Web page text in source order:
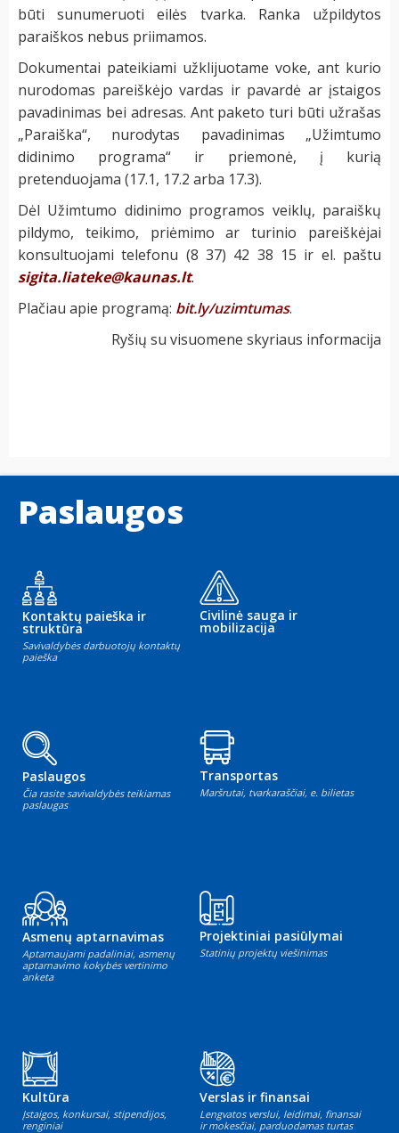
būti sunumeruoti eilės tvarka. Ranka užpildytos
paraiškos nebus priimamos.
Dokumentai pateikiami užklijuotame voke, ant kurio
nurodomas pareiškėjo vardas ir pavardė ar įstaigos
pavadinimas bei adresas. Ant paketo turi būti užrašas
„Paraiška“, nurodytas pavadinimas „Užimtumo
didinimo programa“ ir priemonė, į kurią
pretenduojama (17.1, 17.2 arba 17.3).
Dėl Užimtumo didinimo programos veiklų, paraiškų
pildymo, teikimo, priėmimo ar turinio pareiškėjai
konsultuojami telefonu (8 37) 42 38 15 ir el. paštu
sigita.liateke@kaunas.lt.
Plačiau apie programą: bit.ly/uzimtumas.
Ryšių su visuomene skyriaus informacija
Paslaugos
Kontaktų paieška ir
struktūra
Savivaldybės darbuotojų kontaktų
paieška
Civilinė sauga ir
mobilizacija
Paslaugos
Čia rasite savivaldybės teikiamas
paslaugas
Transportas
Maršrutai, tvarkaraščiai, e. bilietas
Asmenų aptarnavimas
Aptarnaujami padaliniai, asmenų
aptarnavimo kokybės vertinimo
anketa
Projektiniai pasiūlymai
Statinių projektų viešinimas
Kultūra
Įstaigos, konkursai, stipendijos,
renginiai
Verslas ir finansai
Lengvatos verslui, leidimai, finansai
ir mokesčiai, parduodamas turtas